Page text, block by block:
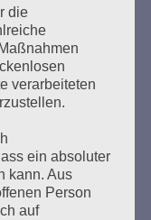
Aber ihr macht
Zeit
was damals
die
verarbeiteten
ein absoluter
kann. Aus
Person
auf